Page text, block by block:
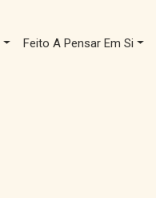
Feito A Pensar Em Si